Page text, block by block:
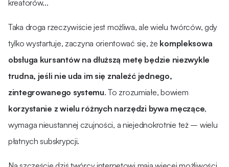
kreatorów...
Taka droga rzeczywiście jest możliwa, ale wielu twórców, gdy
tylko wystartuje, zaczyna orientować się, że kompleksowa
obsługa kursantów na dłuższą metę będzie niezwykle
trudna, jeśli nie uda im się znaleźć jednego,
zintegrowanego systemu. To zrozumiałe, bowiem
korzystanie z wielu różnych narzędzi bywa męczące,
wymaga nieustannej czujności, a niejednokrotnie też – wielu
płatnych subskrypcji.